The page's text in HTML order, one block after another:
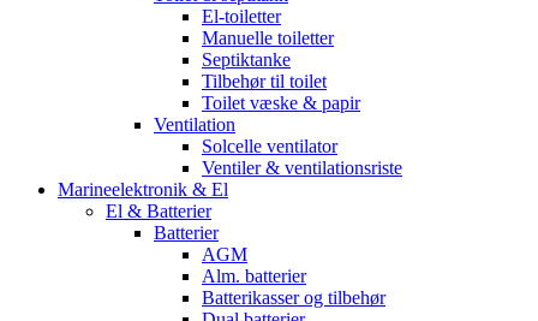
El-toiletter
Manuelle toiletter
Septiktanke
Tilbehør til toilet
Toilet væske & papir
Ventilation
Solcelle ventilator
Ventiler & ventilationsriste
Marineelektronik & El
El & Batterier
Batterier
AGM
Alm. batterier
Batterikasser og tilbehør